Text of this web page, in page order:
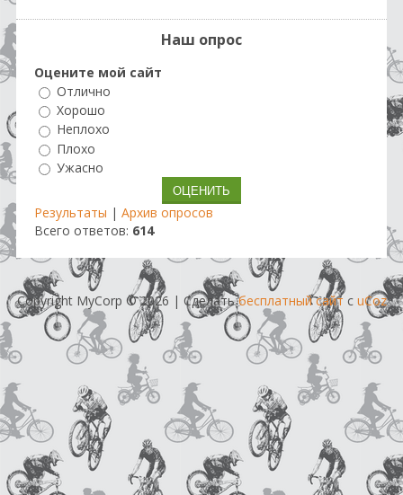
Наш опрос
Оцените мой сайт
Отлично
Хорошо
Неплохо
Плохо
Ужасно
Результаты | Архив опросов
Всего ответов: 614
Copyright MyCorp © 2026 | Сделатьбесплатный сайтс uCoz